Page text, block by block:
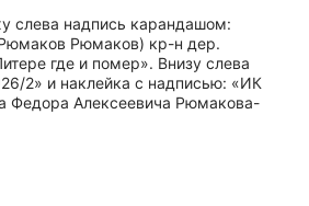
слева надпись карандашом:
Рюмаков) кр-н дер.
где и помер». Внизу слева
2» и наклейка с надписью: «ИК
Федора Алексеевича Рюмакова-